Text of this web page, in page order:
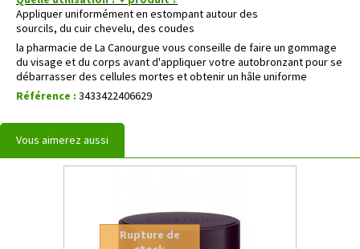
Appliquer uniformément en estompant autour des
sourcils, du cuir chevelu, des coudes
la pharmacie de La Canourgue vous conseille de faire un gommage
du visage et du corps avant d'appliquer votre autobronzant pour se
débarrasser des cellules mortes et obtenir un hâle uniforme
Référence : 3433422406629
Vous aimerez aussi
Rupture de